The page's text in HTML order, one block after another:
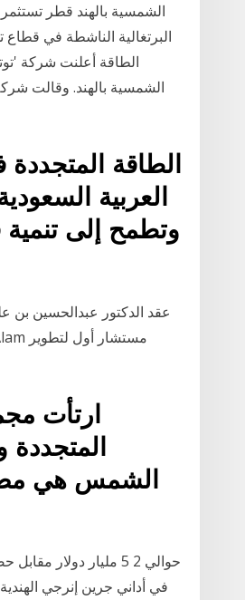
الشمسية بالهند قطر
الطاقة
العربية
وتطمح إلى
عقد الدكتور عبدالحسين بن
ارتأت
المتجددة
الشمس هي